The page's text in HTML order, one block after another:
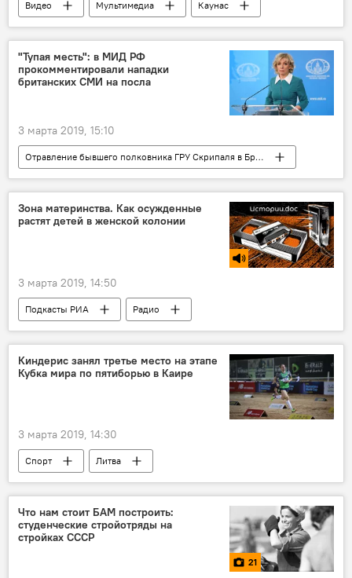
Видео Мультимедиа
Каунас
стадион Даряус ир Гирено
Литва
"Тупая месть": в МИД РФ
прокомментировали нападки
британских СМИ на посла
3 марта 2019, 15:10
Отравление бывшего полковника ГРУ Скрипаля в Британии
В России
В мире
Мария Захарова
МИД РФ
Юлия Скрипаль
Сергей Скрипаль
Великобритания
Зона материнства. Как осужденные
растят детей в женской колонии
3 марта 2019, 14:50
Подкасты РИА Радио
Киндерис занял третье место на этапе
Кубка мира по пятиборью в Каире
3 марта 2019, 14:30
Спорт Литва
Что нам стоит БАМ построить:
студенческие стройотряды на
стройках СССР
21